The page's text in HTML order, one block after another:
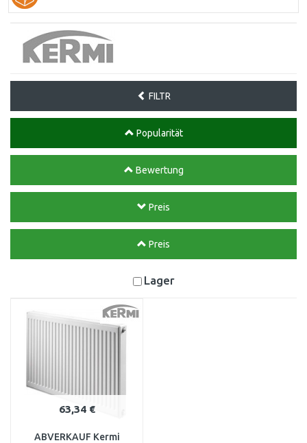
FILTR
Popularität
Bewertung
Preis
Preis
Lager
63,34 €
ABVERKAUF Kermi